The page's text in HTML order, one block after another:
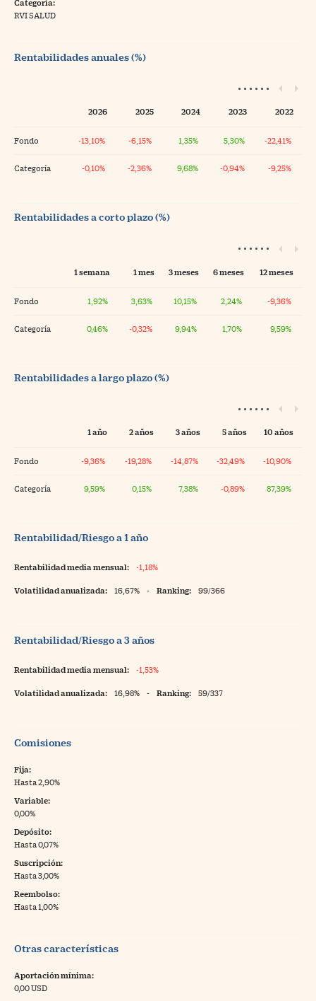
Categoría:
RVI SALUD
Rentabilidades anuales (%)
2026 2025 2024 2023 2022
Fondo -13,10% -6,15% 1,35% 5,30% -22,41%
Categoría -0,10% -2,36% 9,68% -0,94% -9,25%
Rentabilidades a corto plazo (%)
1 semana 1 mes 3 meses 6 meses 12 meses
Fondo 1,92% 3,63% 10,15% 2,24% -9,36%
Categoría 0,46% -0,32% 9,94% 1,70% 9,59%
Rentabilidades a largo plazo (%)
1 año 2 años 3 años 5 años 10 años
Fondo -9,36% -19,28% -14,87% -32,49% -10,90%
Categoría 9,59% 0,15% 7,38% -0,89% 87,39%
Rentabilidad/Riesgo a 1 año
Rentabilidad media mensual: -1,18%
Volatilidad anualizada: 16,67% - Ranking: 99/366
Rentabilidad/Riesgo a 3 años
Rentabilidad media mensual: -1,53%
Volatilidad anualizada: 16,98% - Ranking: 59/337
Comisiones
Fija:
Hasta 2,90%
Variable:
0,00%
Depósito:
Hasta 0,07%
Suscripción:
Hasta 3,00%
Reembolso:
Hasta 1,00%
Otras características
Aportación mínima:
0,00 USD